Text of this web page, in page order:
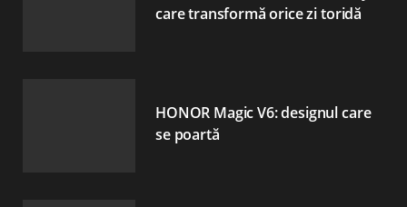
care transformă orice zi toridă
HONOR Magic V6: designul care
se poartă